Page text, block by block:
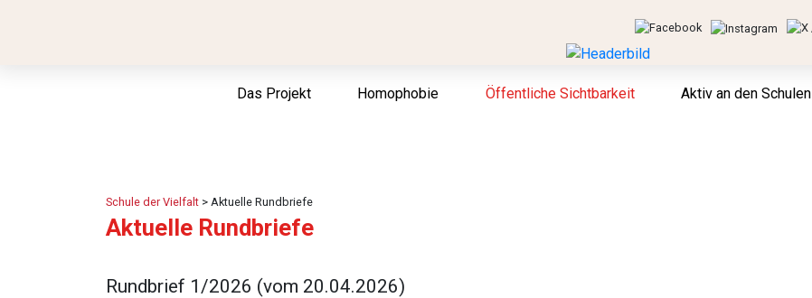
Das Projekt Homophobie Öffentliche Sichtbarkeit Aktiv an den Schulen
Schule der Vielfalt > Aktuelle Rundbriefe
Aktuelle Rundbriefe
Rundbrief 1/2026 (vom 20.04.2026)